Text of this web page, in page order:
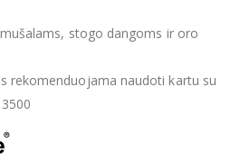
stogo dangoms ir oro
rekomenduojama naudoti kartu su